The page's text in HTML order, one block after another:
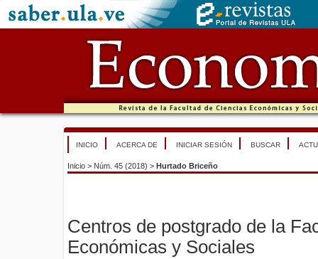
INICIO ACERCA DE INICIAR SESIÓN BUSCAR
Inicio > Núm. 45 (2018) > Hurtado Briceño
Centros de postgrado de la
Económicas y Sociales